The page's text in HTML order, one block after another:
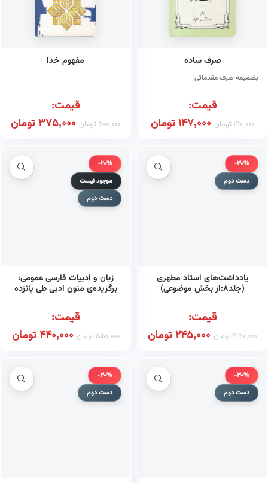
صرف ساده
بضمیمه صرف مقدماتی
قیمت:
210,000تومان 147,000تومان
مفهوم خدا
قیمت:
500,000تومان 375,000تومان
-30%
دست دوم
یادداشت‌های استاد مطهری
(جلد۸:از بخش موضوعی)
قیمت:
350,000تومان 245,000تومان
-20%
موجود نیست
دست دوم
زبان و ادبیات فارسی عمومی:
برگزیده‌ی متون ادبی طی پانزده
مباحث دستور و…
قیمت:
550,000تومان 440,000تومان
-30%
دست دوم
-30%
دست دوم